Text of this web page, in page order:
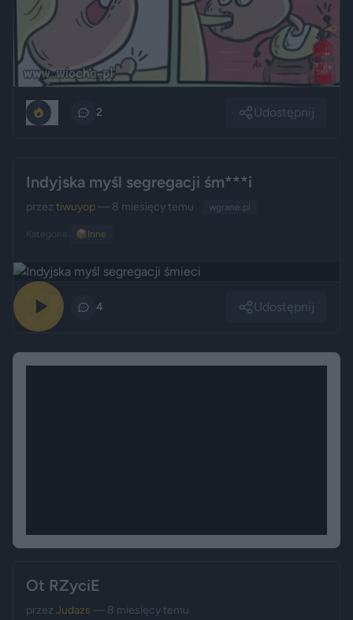
2 Udostępnij
Indyjska myśl segregacji śm***i
przez tiwuyop— 8 miesięcy temu wgrane.pl
Kategoria: 📦 Inne
4 Udostępnij
Ot RZyciE
przez Judazs — 8 miesięcy temu